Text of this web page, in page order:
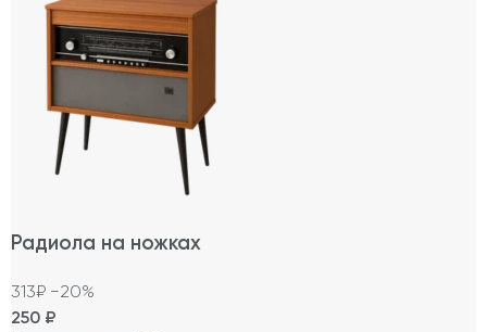
Радиола на ножках
313₽ −20%
250 ₽